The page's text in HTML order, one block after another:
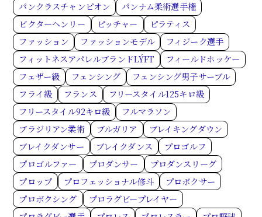
パンクラスチャンピオン
パンナム柔術選手権
ビクターヘンリー
ピッチャー
ピラティス
ファッション
ファッションモデル
フィジーク選手
フィットネスアパレルブランドLÝFT
フィールドホッケー
フェザー級
フェンシング
フェンシング男子サーブル
フライ級
フランス
フリースタイル125キロ級
フリースタイル92キロ級
フルマラソン
ブラジリアン柔術
ブルガリア
ブレイキングダウン
ブレイクダンサー
ブレイクダンス
プロゴルフ
プロゴルファー
プロダンサー
プロダンスリーグ
プロップ
プロフェッショナル修斗
プロボクサー
プロボクシング
プロラグビープレイヤー